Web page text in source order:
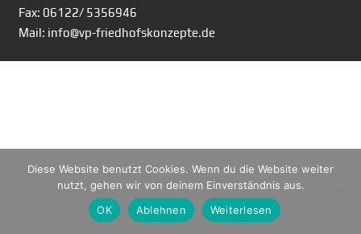
Fax: 06122/ 5356946
Mail: info@vp-friedhofskonzepte.de
Diese Website benutzt Cookies. Wenn du die Website weiter
nutzt, gehen wir von deinem Einverständnis aus.
OK
Ablehnen Weiterlesen